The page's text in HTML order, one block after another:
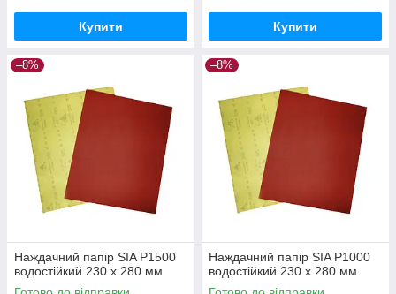
Купити Купити
–8%
Наждачний папір SIA P1500
водостійкий 230 х 280 мм
–8%
Наждачний папір SIA P1000
водостійкий 230 х 280 мм